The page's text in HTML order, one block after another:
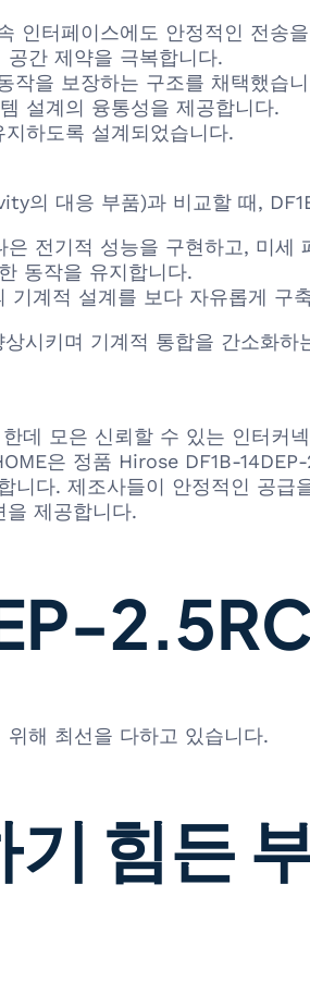
인터페이스에도 안정적인 전송
간 제약을 극복합니다.
작을 보장하는 구조를 채택했습
설계의 융통성을 제공합니다.
하도록 설계되었습니다.
대응 부품)과 비교할 때,
전기적 성능을 구현하고, 미세
동작을 유지합니다.
계적 설계를 보다 자유롭게 구
시키며 기계적 통합을 간소화
데 모은 신뢰할 수 있는 인터커
은 정품 Hirose DF1B-
다. 제조사들이 안정적인 공
제공합니다.
해 최선을 다하고 있습니다.
힘든